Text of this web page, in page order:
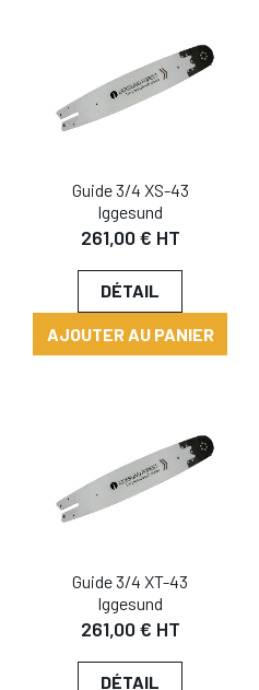
Guide 3/4 XS-43
Iggesund
261,00 € HT
DÉTAIL
AJOUTER AU PANIER
Guide 3/4 XT-43
Iggesund
261,00 € HT
DÉTAIL